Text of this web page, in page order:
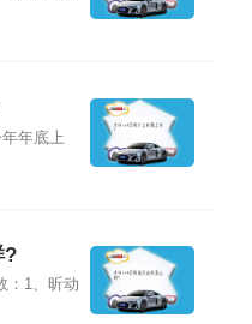
年底上
?
：1、昕动